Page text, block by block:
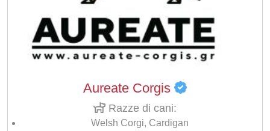
Aureate Corgis
Razze di cani:
Welsh Corgi, Cardigan